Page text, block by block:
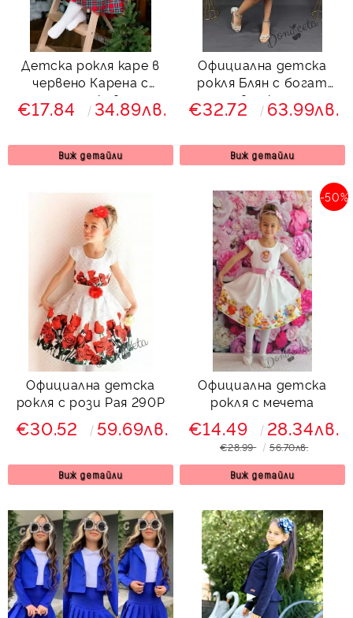
Детска рокля каре в
червено Карена с
дълъг ръкав и с
къдрички
€17.84 34.89лв.
Виж детайли
Официална детска
рокля Блян с богат
тюл в циклама с
блясък и панделка за
€32.72 63.99лв.
Виж детайли
Официална детска
рокля с рози Рая 290Р
€30.52 59.69лв.
Виж детайли
Официална детска
рокля с мечета
-50%
€14.49 28.34лв.
€28.99 56.70лв.
Виж детайли